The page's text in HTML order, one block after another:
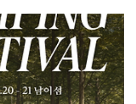
혜택 등을 잘 숙지해야 쾌적하게 이동할
월드 셔틀을 이용하시는 분도 실수 없이
터 좌석 선택, 할인 팁까지 총정리해 드리
틀버스 예매 방법 2. 성수기 예약 전략 3.
유석 운영 시 좌석 꿀팁 5. 취소·환불 ..